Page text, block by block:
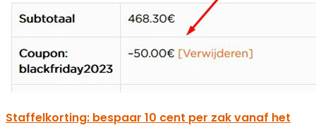
Staffelkorting: bespaar 10 cent per zak vanaf het